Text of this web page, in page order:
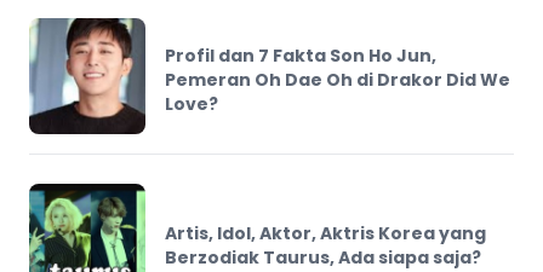
Profil dan 7 Fakta Son Ho Jun,
Pemeran Oh Dae Oh di Drakor Did We
Love?
Artis, Idol, Aktor, Aktris Korea yang
Berzodiak Taurus, Ada siapa saja?